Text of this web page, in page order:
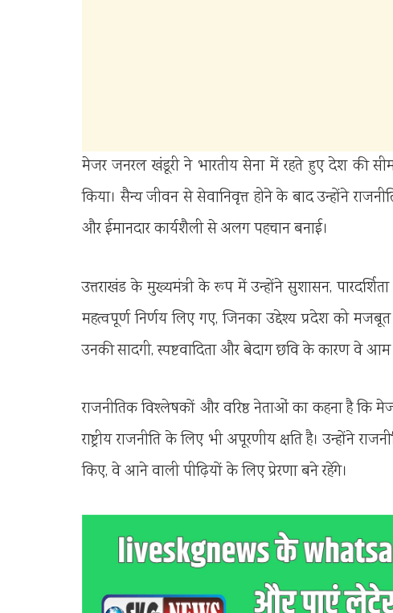
मेजर जनरल खंडूरी ने भारतीय सेना में रहते हुए देश की
किया। सैन्य जीवन से सेवानिवृत्त होने के बाद उन्होंने
और ईमानदार कार्यशैली से अलग पहचान बनाई।
उत्तराखंड के मुख्यमंत्री के रूप में उन्होंने सुशासन,
महत्वपूर्ण निर्णय लिए गए, जिनका उद्देश्य प्रदेश को
उनकी सादगी, स्पष्टवादिता और बेदाग छवि के कारण वे
राजनीतिक विश्लेषकों और वरिष्ठ नेताओं का कहना है कि
राष्ट्रीय राजनीति के लिए भी अपूरणीय क्षति है। उन्होंने
किए, वे आने वाली पीढ़ियों के लिए प्रेरणा बने रहेंगे।